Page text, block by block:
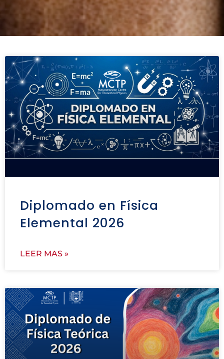
Diplomado en Física
Elemental 2026
LEER MAS »